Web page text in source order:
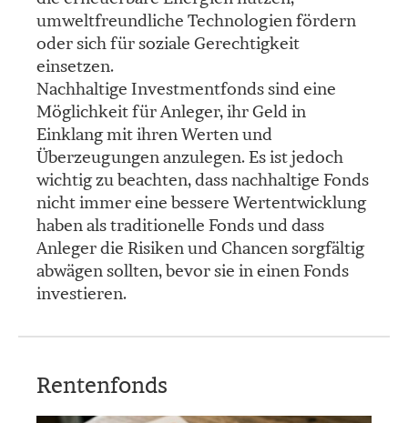
umweltfreundliche Technologien fördern
oder sich für soziale Gerechtigkeit
einsetzen.
Nachhaltige Investmentfonds sind eine
Möglichkeit für Anleger, ihr Geld in
Einklang mit ihren Werten und
Überzeugungen anzulegen. Es ist jedoch
wichtig zu beachten, dass nachhaltige Fonds
nicht immer eine bessere Wertentwicklung
haben als traditionelle Fonds und dass
Anleger die Risiken und Chancen sorgfältig
abwägen sollten, bevor sie in einen Fonds
investieren.
Rentenfonds